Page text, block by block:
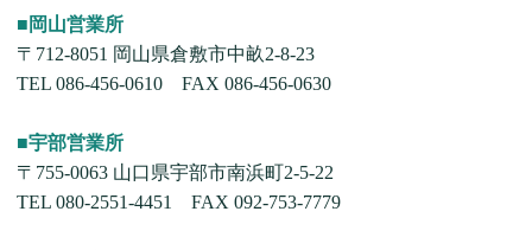
■岡山営業所
〒712-8051 岡山県倉敷市中畝2-8-23
TEL 086-456-0610 FAX 086-456-0630
■宇部営業所
〒755-0063 山口県宇部市南浜町2-5-22
TEL 080-2551-4451 FAX 092-753-7779